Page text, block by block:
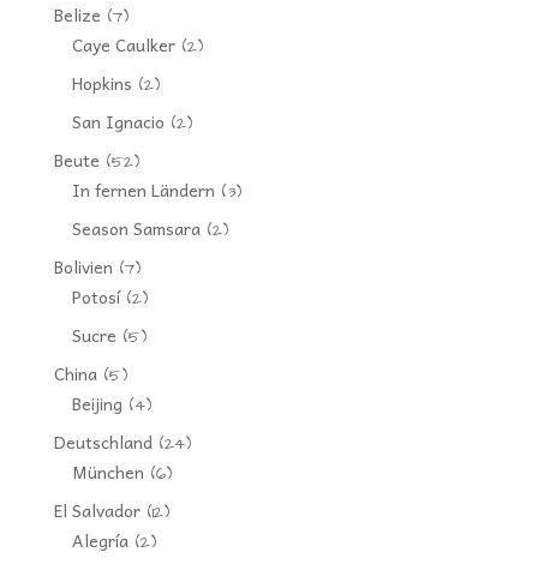
Belize (7)
Caye Caulker(2)
Hopkins (2)
San Ignacio (2)
Beute (52)
In fernen Ländern (3)
Season Samsara(2)
Bolivien (7)
Potosí(2)
Sucre (5)
China(5)
Beijing (4)
Deutschland(24)
München (6)
El Salvador(12)
Alegría(2)